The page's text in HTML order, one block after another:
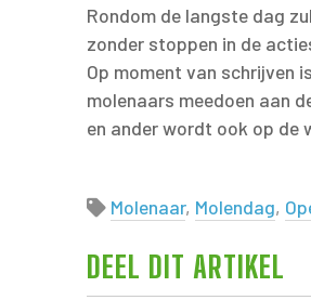
Rondom de langste dag
zonder stoppen in de
Op moment van schrijven
molenaars meedoen aan
en ander wordt ook op de
Molenaar, Molendag,
DEEL DIT ARTIKEL